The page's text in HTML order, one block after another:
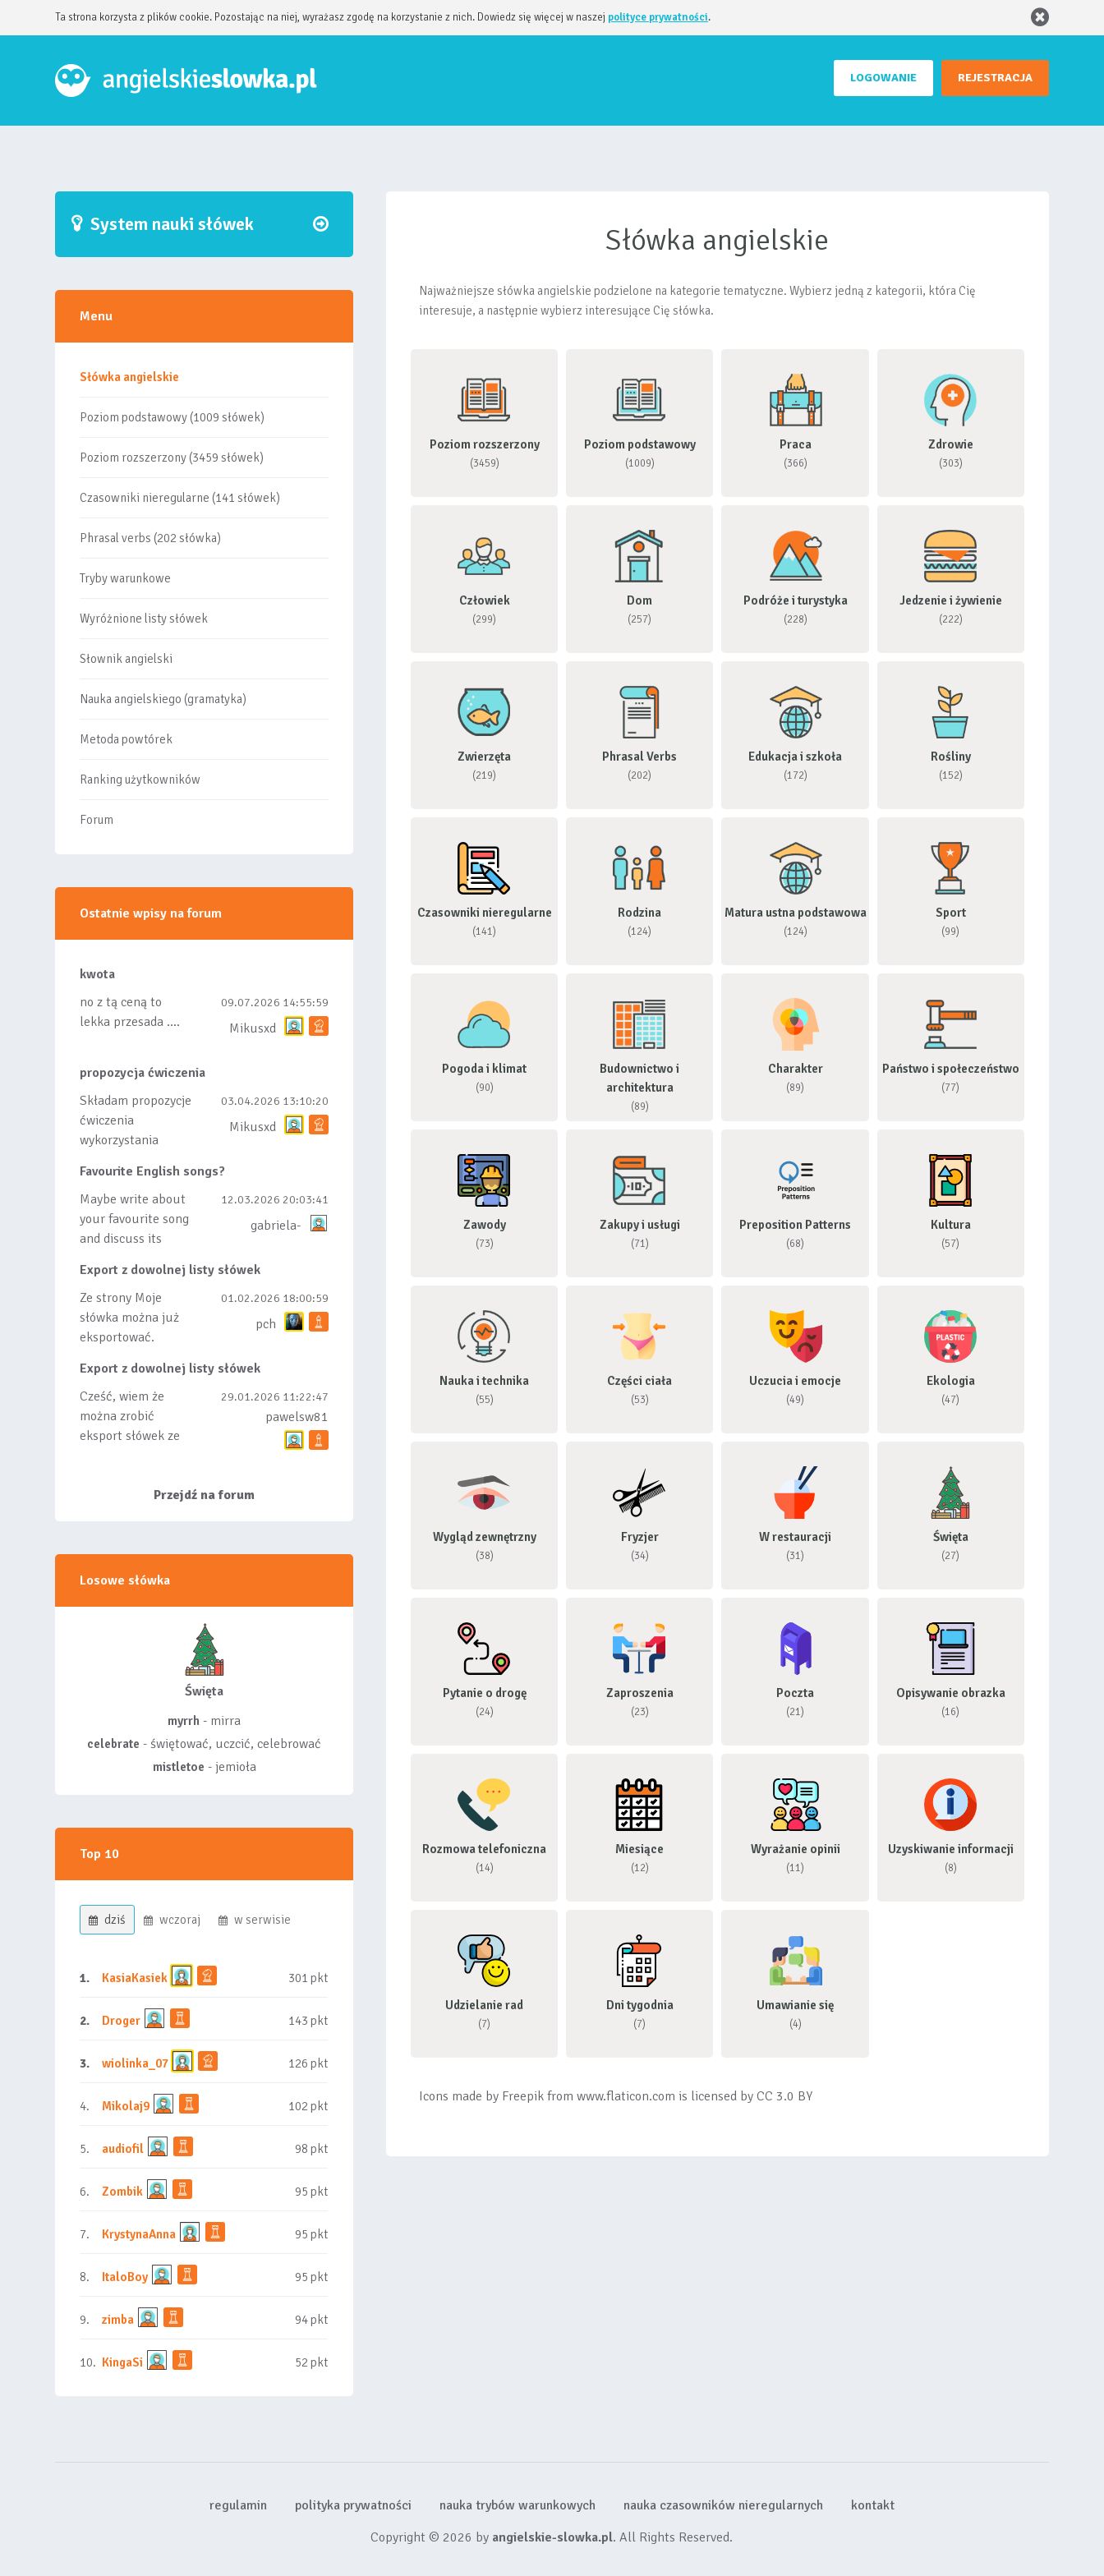
Ta strona korzysta z plików cookie. Pozostając na niej, wyrażasz zgodę na korzystanie z nich. Dowiedz się więcej w naszej polityce prywatności.
REJESTRACJA
LOGOWANIE
System nauki słówek
Menu
Słówka angielskie
Poziom podstawowy (1009 słówek)
Poziom rozszerzony (3459 słówek)
Czasowniki nieregularne (141 słówek)
Phrasal verbs (202 słówka)
Tryby warunkowe
Wyróżnione listy słówek
Słownik angielski
Nauka angielskiego (gramatyka)
Metoda powtórek
Ranking użytkowników
Forum
Ostatnie wpisy na forum
kwota
no z tą ceną to
lekka przesada ....
09.07.2026 14:55:59
Mikusxd
propozycja ćwiczenia
Składam propozycje
ćwiczenia
wykorzystania
lub dodanych do
listy, czy tez ze
wszys...
03.04.2026 13:10:20
Mikusxd
Favourite English songs?
Maybe write about
your favourite song
and discuss its
12.03.2026 20:03:41
gabriela-
Export z dowolnej listy słówek
Ze strony Moje
słówka można już
eksportować.
masowego importu
nie będę robił bo
wiąże się...
01.02.2026 18:00:59
pch
Export z dowolnej listy słówek
Cześć, wiem że
można zrobić
eksport słówek ze
wyróżnionych lis...
29.01.2026 11:22:47
pawelsw81
Przejdź na forum
Losowe słówka
Święta
myrrh - mirra
celebrate - świętować, uczcić, celebrować
mistletoe - jemioła
Top 10
dziś wczoraj w serwisie
1. KasiaKasiek 301 pkt
2. Droger 143 pkt
3. wiolinka_07 126 pkt
4. Mikolaj9 102 pkt
5. audiofil 98 pkt
6. Zombik 95 pkt
7. KrystynaAnna 95 pkt
8. ItaloBoy 95 pkt
9. zimba 94 pkt
10. KingaSi 52 pkt
Słówka angielskie
Najważniejsze słówka angielskie podzielone na kategorie tematyczne. Wybierz jedną z kategorii, która Cię
interesuje, a następnie wybierz interesujące Cię słówka.
Poziom rozszerzony
(3459)
Poziom podstawowy
(1009)
Praca
(366)
Zdrowie
(303)
Człowiek
(299)
Dom
(257)
Podróże i turystyka
(228)
Jedzenie i żywienie
(222)
Zwierzęta
(219)
Phrasal Verbs
(202)
Edukacja i szkoła
(172)
Rośliny
(152)
Czasowniki nieregularne
(141)
Rodzina
(124)
Matura ustna podstawowa
(124)
Sport
(99)
Pogoda i klimat
(90)
Budownictwo i
architektura
(89)
Charakter
(89)
Państwo i społeczeństwo
(77)
Zawody
(73)
Zakupy i usługi
(71)
Preposition Patterns
(68)
Kultura
(57)
Nauka i technika
(55)
Części ciała
(53)
Uczucia i emocje
(49)
Ekologia
(47)
Wygląd zewnętrzny
(38)
Fryzjer
(34)
W restauracji
(31)
Święta
(27)
Pytanie o drogę
(24)
Zaproszenia
(23)
Poczta
(21)
Opisywanie obrazka
(16)
Rozmowa telefoniczna
(14)
Miesiące
(12)
Wyrażanie opinii
(11)
Uzyskiwanie informacji
(8)
Udzielanie rad
(7)
Dni tygodnia
(7)
Umawianie się
(4)
Icons made by Freepik fromwww.flaticon.com is licensed byCC 3.0 BY
regulamin polityka prywatności nauka trybów warunkowych nauka czasowników nieregularnych
kontakt
Copyright © 2026 by angielskie-slowka.pl. All Rights Reserved.